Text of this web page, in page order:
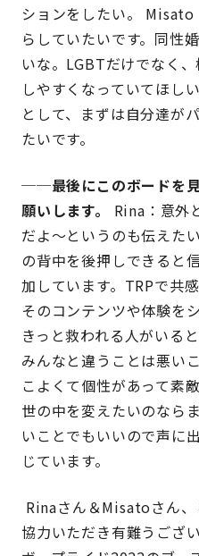
ションをしたい。
らしていたいです。同性
いな。LGBTだけでなく
しやすくなっていてほし
として、まずは自分達が
たいです。
──最後にこのボードを
願いします。
Rina：意外
だよ〜というのも伝えた
の背中を後押しできると
加しています。TRPで共
そのコンテンツや体験を
きっと救われる人がいる
みんなと違うことは悪い
こよくて個性があって素
世の中を変えたいのなら
いことでもいいので声に
じています。
Rinaさん＆Misatoさん
協力いただき有難うござ